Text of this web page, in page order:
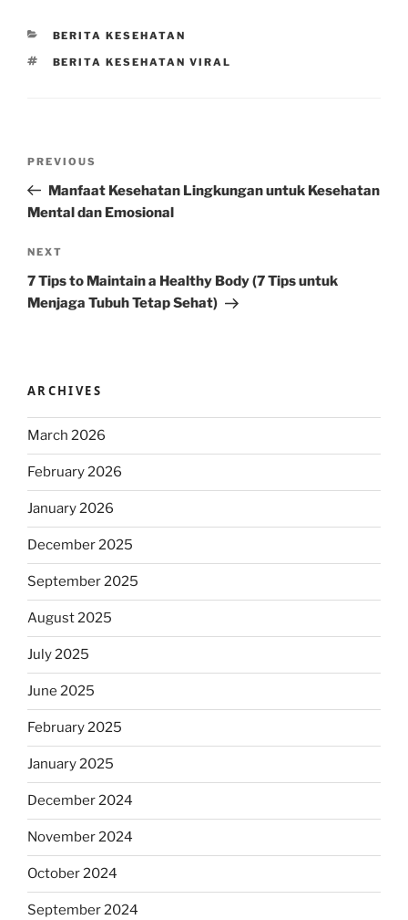
CATEGORIES
BERITA KESEHATAN
TAGS
BERITA KESEHATAN VIRAL
Previous
Post
PREVIOUS
Manfaat Kesehatan Lingkungan untuk Kesehatan
Mental dan Emosional
Next
Post
NEXT
7 Tips to Maintain a Healthy Body (7 Tips untuk
Menjaga Tubuh Tetap Sehat)
ARCHIVES
March 2026
February 2026
January 2026
December 2025
September 2025
August 2025
July 2025
June 2025
February 2025
January 2025
December 2024
November 2024
October 2024
September 2024